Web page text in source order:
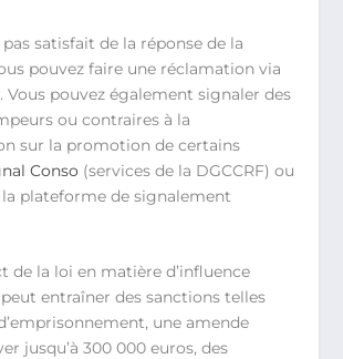
pas satisfait de la réponse de la
pouvez faire une réclamation via
Vous pouvez également signaler des
ou contraires à la
sur la promotion de certains
Conso (services de la DGCCRF) ou
la plateforme de signalement
de la loi en matière d’influence
entraîner des sanctions telles
une amende
jusqu’à 300 000 euros, des